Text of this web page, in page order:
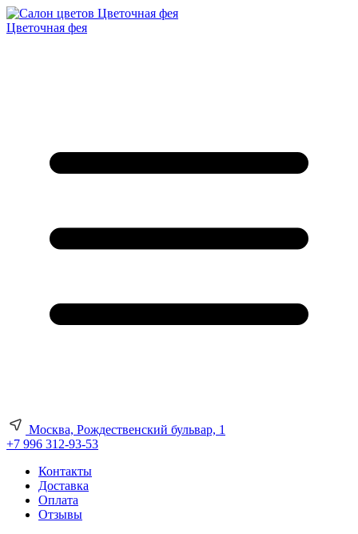
Цветочная фея
Москва, Рождественский бульвар, 1
+7 996 312-93-53
Контакты
Доставка
Оплата
Отзывы